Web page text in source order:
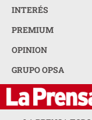
INTERÉS
PREMIUM
OPINION
GRUPO OPSA